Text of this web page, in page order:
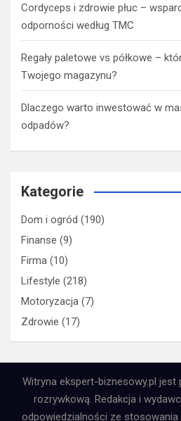
Cordyceps i zdrowie płuc –
odporności według TMC
Regały paletowe vs półkowe –
Twojego magazynu?
Dlaczego warto inwestować w
odpadów?
Kategorie
Dom i ogród (190)
Finanse (9)
Firma (10)
Lifestyle (218)
Motoryzacja (7)
Zdrowie (17)
Witryna ekspert-biznesowy.pl
rozrywkową. Redakcja i
odpowiedzialności ze stosowania